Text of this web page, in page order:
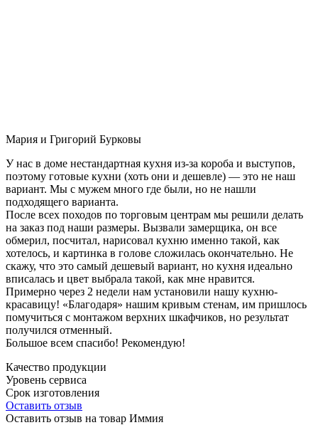
Мария и Григорий Бурковы
У нас в доме нестандартная кухня из-за короба и выступов,
поэтому готовые кухни (хоть они и дешевле) — это не наш
вариант. Мы с мужем много где были, но не нашли
подходящего варианта.
После всех походов по торговым центрам мы решили делать
на заказ под наши размеры. Вызвали замерщика, он все
обмерил, посчитал, нарисовал кухню именно такой, как
хотелось, и картинка в голове сложилась окончательно. Не
скажу, что это самый дешевый вариант, но кухня идеально
вписалась и цвет выбрала такой, как мне нравится.
Примерно через 2 недели нам установили нашу кухню-
красавицу! «Благодаря» нашим кривым стенам, им пришлось
помучиться с монтажом верхних шкафчиков, но результат
получился отменный.
Большое всем спасибо! Рекомендую!
Качество продукции
Уровень сервиса
Срок изготовления
Оставить отзыв
Оставить отзыв на товар Иммия